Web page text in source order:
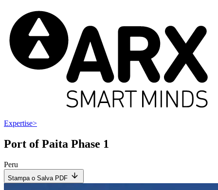
Expertise>
Port of Paita Phase 1
Peru
Stampa o Salva PDF